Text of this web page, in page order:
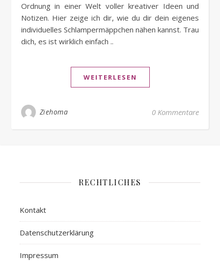
Ordnung in einer Welt voller kreativer Ideen und
Notizen. Hier zeige ich dir, wie du dir dein eigenes
individuelles Schlampermäppchen nähen kannst. Trau
dich, es ist wirklich einfach ..
WEITERLESEN
Ziehoma 0 Kommentare
RECHTLICHES
Kontakt
Datenschutzerklärung
Impressum